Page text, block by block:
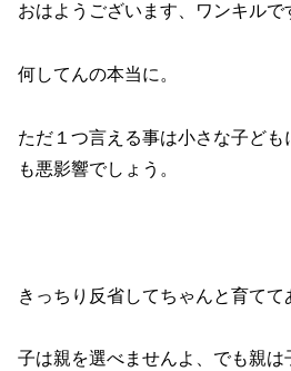
e
a
s
e
c
o
ail
おはようございます、ワンキルで
何してんの本当に。
ただ１つ言える事は小さな子ど
も悪影響でしょう。
きっちり反省してちゃんと育てて
子は親を選べませんよ、でも親